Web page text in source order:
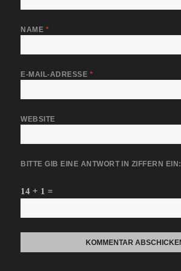
NAME *
E-MAIL-ADRESSE *
WEBSITE
BITTE GIB EINE ANTWORT IN ZIFFERN EIN:
14 + 1 =